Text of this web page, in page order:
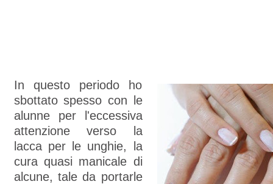
In questo periodo ho
sbottato spesso con le
alunne per l'eccessiva
attenzione verso la
lacca per le unghie, la
cura quasi manicale di
alcune, tale da portarle